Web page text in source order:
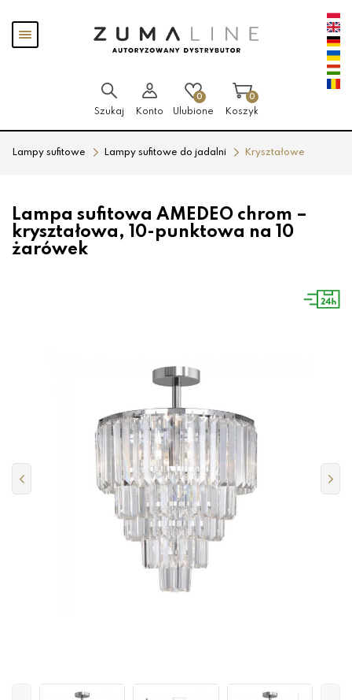
Pokaż
menu
Szukaj Konto
0
Ulubione
0
Koszyk
Lampy sufitowe Lampy sufitowe do jadalni Kryształowe
Lampa sufitowa AMEDEO chrom –
kryształowa, 10-punktowa na 10
żarówek